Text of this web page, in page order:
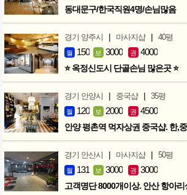
동대문구/한국직원4명/손님많음
경기 양주시 | 마사지샵 | 40평
월 150 보 3000 권 4000
⭐ 옥정신도시 단골손님 많은곳 ⭐
경기 안양시 | 중국샵 | 35평
월 120 보 2000 권 4500
경기 안산시 | 마사지샵 | 50평
월 131 보 3000 권 3000
고객명단 8000개이상. 안산 항아